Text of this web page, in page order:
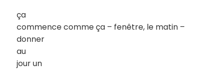
ça
commence comme ça – fenêtre, le matin –
donner
au
jour un